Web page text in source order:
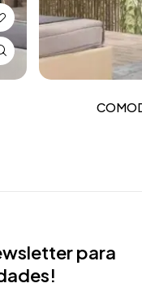
para